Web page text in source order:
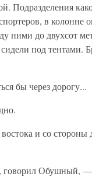
Подразделения
в колонне
ними до двухсот
под тентами.
бы через дорогу...
и со стороны
говорил Обушный, —